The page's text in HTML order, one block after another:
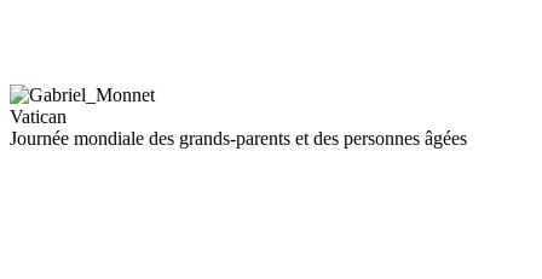
Vatican
Journée mondiale des grands-parents et des personnes âgées